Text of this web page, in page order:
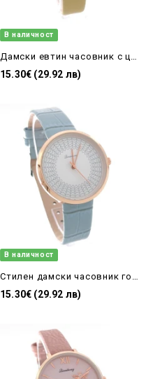
В наличност
15.30€ (29.92 лв)
В наличност
15.30€ (29.92 лв)